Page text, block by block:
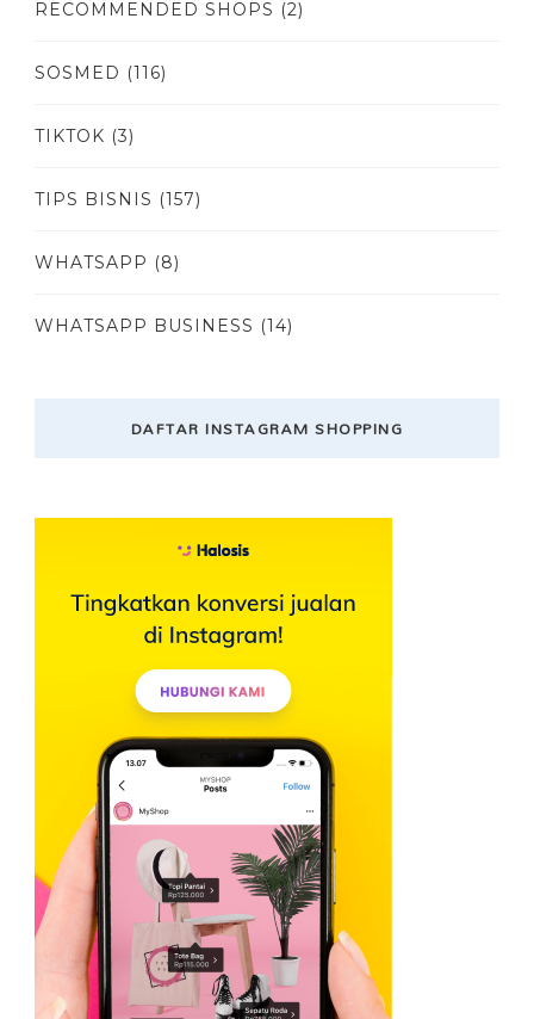
RECOMMENDED SHOPS (2)
SOSMED (116)
TIKTOK (3)
TIPS BISNIS (157)
WHATSAPP (8)
WHATSAPP BUSINESS (14)
DAFTAR INSTAGRAM SHOPPING